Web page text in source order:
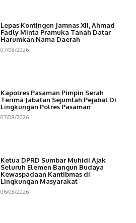
Lepas Kontingen Jamnas XII, Ahmad
Fadly Minta Pramuka Tanah Datar
Harumkan Nama Daerah
07/08/2026
Kapolres Pasaman Pimpin Serah
Terima Jabatan Sejumlah Pejabat Di
Lingkungan Polres Pasaman
07/08/2026
Ketua DPRD Sumbar Muhidi Ajak
Seluruh Elemen Bangun Budaya
Kewaspadaan Kantibmas di
Lingkungan Masyarakat
06/08/2026